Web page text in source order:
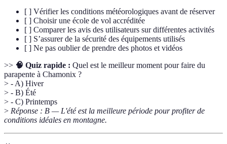
[ ] Vérifier les conditions météorologiques avant de réserver
[ ] Choisir une école de vol accréditée
[ ] Comparer les avis des utilisateurs sur différentes activités
[ ] S’assurer de la sécurité des équipements utilisés
[ ] Ne pas oublier de prendre des photos et vidéos
>> 🧠 Quiz rapide : Quel est le meilleur moment pour faire du
parapente à Chamonix ?
> - A) Hiver
> - B) Été
> - C) Printemps
> Réponse : B — L'été est la meilleure période pour profiter de
conditions idéales en montagne.